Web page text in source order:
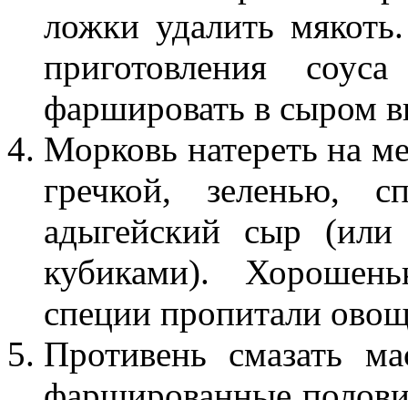
ложки удалить
приготовления
фаршировать в сыром
Морковь натереть на
гречкой, зеленью,
адыгейский сыр (или
кубиками).
специи пропитали
Противень смазать